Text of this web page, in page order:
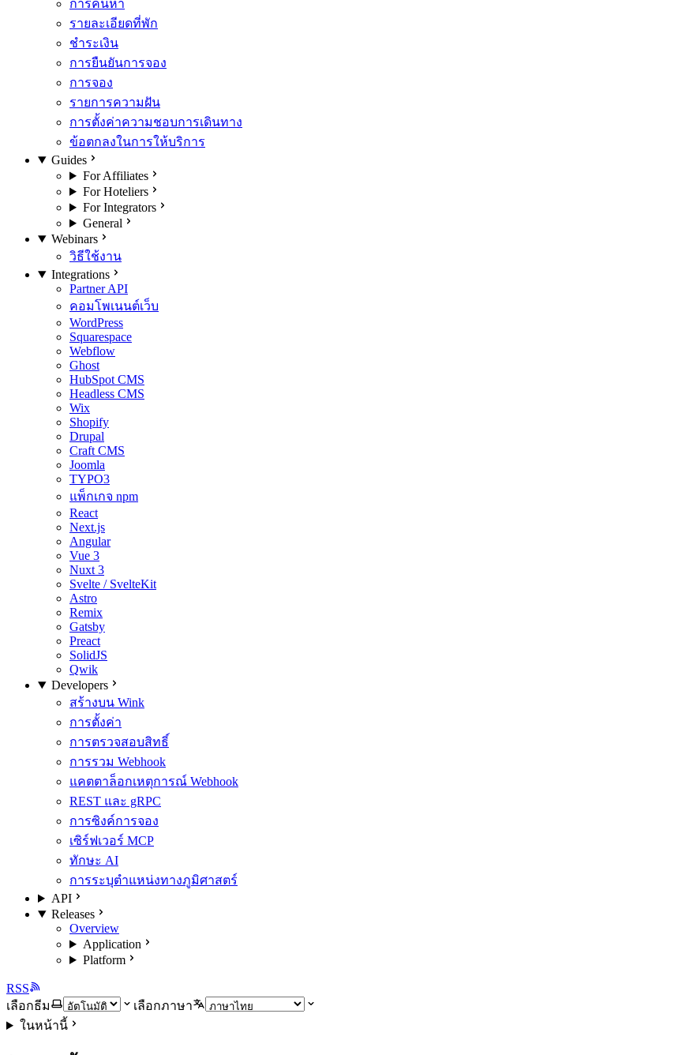
การค้นหา
รายละเอียดที่พัก
ชำระเงิน
การยืนยันการจอง
การจอง
รายการความฝัน
การตั้งค่าความชอบการเดินทาง
ข้อตกลงในการให้บริการ
Guides
For Affiliates
For Hoteliers
For Integrators
General
Webinars
วิธีใช้งาน
Integrations
Partner API
คอมโพเนนต์เว็บ
WordPress
Squarespace
Webflow
Ghost
HubSpot CMS
Headless CMS
Wix
Shopify
Drupal
Craft CMS
Joomla
TYPO3
แพ็กเกจ npm
React
Next.js
Angular
Vue 3
Nuxt 3
Svelte / SvelteKit
Astro
Remix
Gatsby
Preact
SolidJS
Qwik
Developers
สร้างบน Wink
การตั้งค่า
การตรวจสอบสิทธิ์
การรวม Webhook
แคตตาล็อกเหตุการณ์ Webhook
REST และ gRPC
การซิงค์การจอง
เซิร์ฟเวอร์ MCP
ทักษะ AI
การระบุตำแหน่งทางภูมิศาสตร์
API
Releases
Overview
Application
Platform
RSS
เลือกธีม
เลือกภาษา
ในหน้านี้